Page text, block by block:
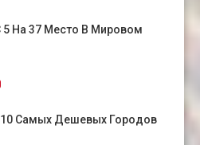
5 На 37 Место В Мировом
10 Самых Дешевых Городов